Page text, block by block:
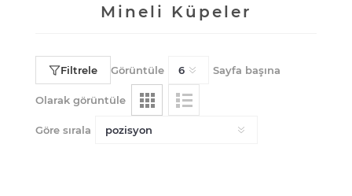
Mineli Küpeler
Filtrele
Olarak görüntüle
Göre sırala
Görüntüle Sayfa başına